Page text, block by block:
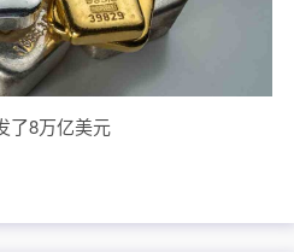
了8万亿美元